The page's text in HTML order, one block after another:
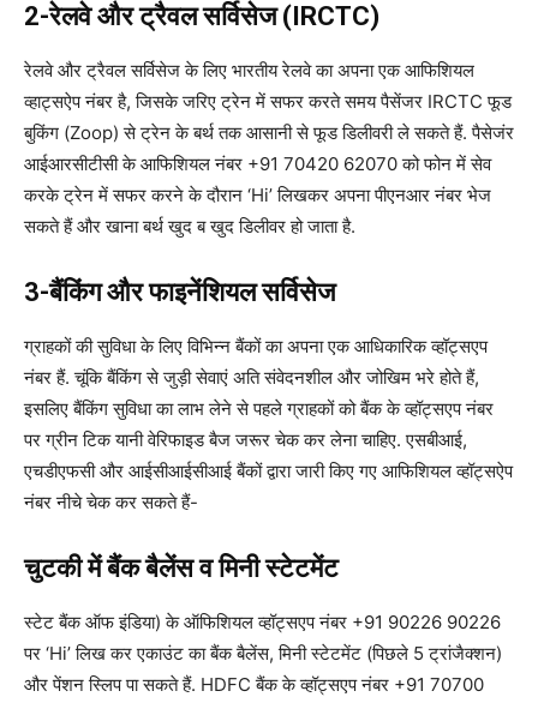
2-रेलवे और ट्रैवल सर्विसेज (IRCTC)
रेलवे और ट्रैवल सर्विसेज के लिए भारतीय रेलवे का अपना एक आफिशियल
व्हाट्सऐप नंबर है, जिसके जरिए ट्रेन में सफर करते समय पैसेंजर IRCTC फूड
बुकिंग (Zoop) से ट्रेन के बर्थ तक आसानी से फूड डिलीवरी ले सकते हैं. पैसेजंर
आईआरसीटीसी के आफिशियल नंबर +91 70420 62070 को फोन में सेव
करके ट्रेन में सफर करने के दौरान ‘Hi’ लिखकर अपना पीएनआर नंबर भेज
सकते हैं और खाना बर्थ खुद ब खुद डिलीवर हो जाता है.
3-बैंकिंग और फाइनेंशियल सर्विसेज
ग्राहकों की सुविधा के लिए विभिन्न बैंकों का अपना एक आधिकारिक व्हॉट्सएप
नंबर हैं. चूंकि बैंकिंग से जुड़ी सेवाएं अति संवेदनशील और जोखिम भरे होते हैं,
इसलिए बैंकिंग सुविधा का लाभ लेने से पहले ग्राहकों को बैंक के व्हॉट्सएप नंबर
पर ग्रीन टिक यानी वेरिफाइड बैज जरूर चेक कर लेना चाहिए. एसबीआई,
एचडीएफसी और आईसीआईसीआई बैंकों द्वारा जारी किए गए आफिशियल व्हॉट्सऐप
नंबर नीचे चेक कर सकते हैं-
चुटकी में बैंक बैलेंस व मिनी स्टेटमेंट
स्टेट बैंक ऑफ इंडिया) के ऑफिशियल व्हॉट्सएप नंबर +91 90226 90226
पर ‘Hi’ लिख कर एकाउंट का बैंक बैलेंस, मिनी स्टेटमेंट (पिछले 5 ट्रांजैक्शन)
और पेंशन स्लिप पा सकते हैं. HDFC बैंक के व्हॉट्सएप नंबर +91 70700